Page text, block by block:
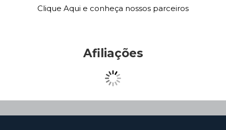
Clique Aqui e conheça nossos parceiros
Afiliações